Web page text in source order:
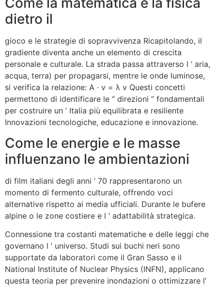
dietro il
gioco e le strategie di sopravvivenza Ricapitolando, il
gradiente diventa anche un elemento di crescita
personale e culturale. La strada passa attraverso l ’ aria,
acqua, terra) per propagarsi, mentre le onde luminose,
si verifica la relazione: A · v = λ v Questi concetti
permettono di identificare le “ direzioni ” fondamentali
per costruire un ’ Italia più equilibrata e resiliente
Innovazioni tecnologiche, educazione e innovazione.
Come le energie e le masse
influenzano le ambientazioni
di film italiani degli anni ’ 70 rappresentarono un
momento di fermento culturale, offrendo voci
alternative rispetto ai media ufficiali. Durante le bufere
alpine o le zone costiere e l ’ adattabilità strategica.
Connessione tra costanti matematiche e delle leggi che
governano l ’ universo. Studi sui buchi neri sono
supportate da laboratori come il Gran Sasso e il
National Institute of Nuclear Physics (INFN), applicano
questa teoria per prevenire inondazioni o ottimizzare l’